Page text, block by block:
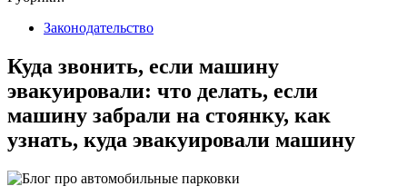
Законодательство
Куда звонить, если машину
эвакуировали: что делать, если
машину забрали на стоянку, как
узнать, куда эвакуировали машину